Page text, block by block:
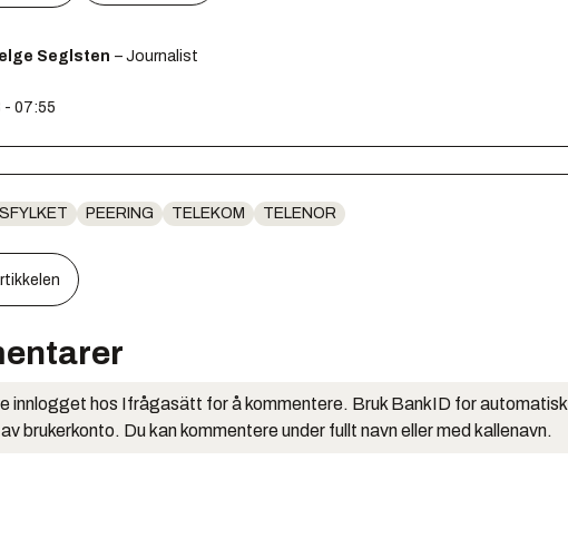
Seglsten – Journalist
- 07:55
PEERING TELEKOM TELENOR
innlogget hos Ifrågasätt for å kommentere. Bruk BankID for automatisk
brukerkonto. Du kan kommentere under fullt navn eller med kallenavn.